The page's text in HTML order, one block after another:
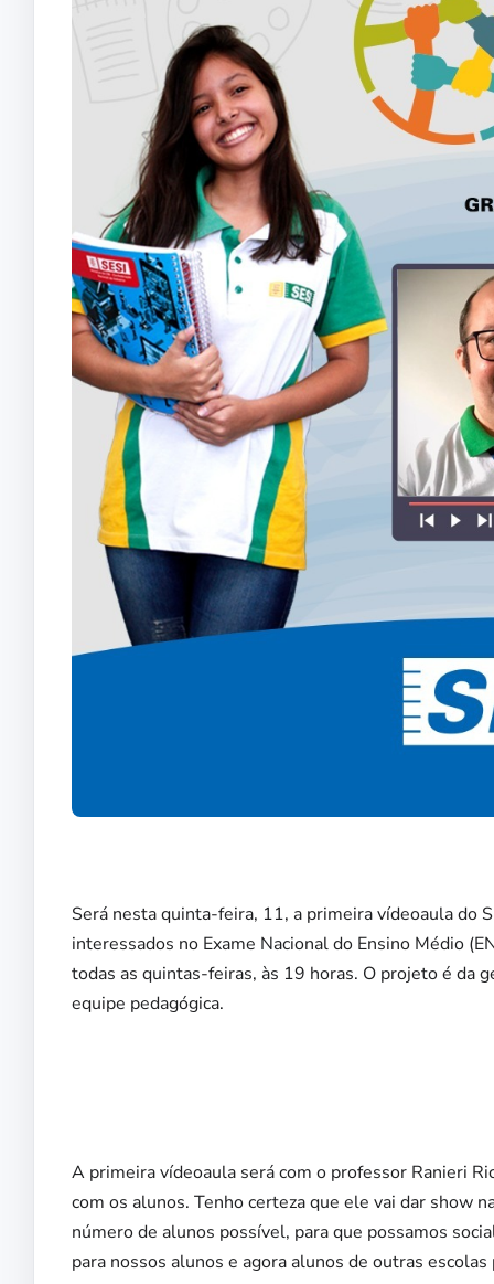
Será nesta quinta-feira, 11, a primeira vídeoaula do
interessados no Exame Nacional do Ensino Médio
todas as quintas-feiras, às 19 horas. O projeto é da
equipe pedagógica.
A primeira vídeoaula será com o professor Ranieri
com os alunos. Tenho certeza que ele vai dar show
número de alunos possível, para que possamos
para nossos alunos e agora alunos de outras